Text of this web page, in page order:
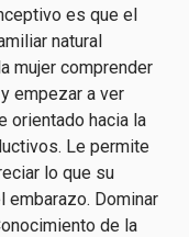
es que el
natural
mujer comprender
empezar a ver
orientado hacia la
Le permite
lo que su
embarazo. Dominar
de la